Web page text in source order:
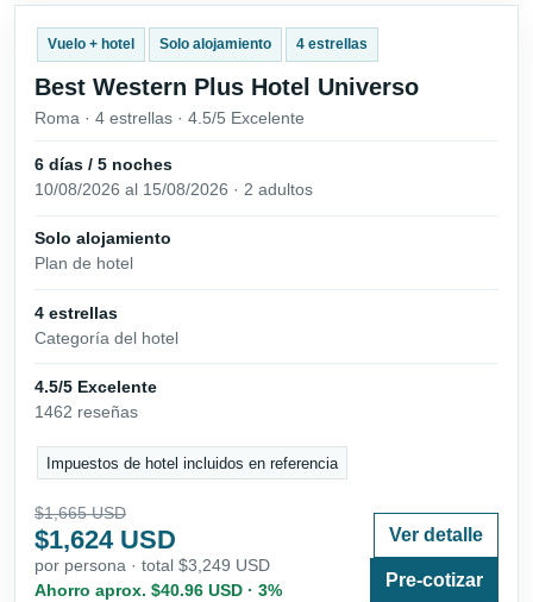
Vuelo + hotel Solo alojamiento 4 estrellas
Best Western Plus Hotel Universo
Roma · 4 estrellas · 4.5/5 Excelente
6 días / 5 noches
10/08/2026 al 15/08/2026 · 2 adultos
Solo alojamiento
Plan de hotel
4 estrellas
Categoría del hotel
4.5/5 Excelente
1462 reseñas
Impuestos de hotel incluidos en referencia
$1,665 USD
$1,624 USD
por persona · total $3,249 USD
Ahorro aprox. $40.96 USD · 3%
Ver detalle
Pre-cotizar